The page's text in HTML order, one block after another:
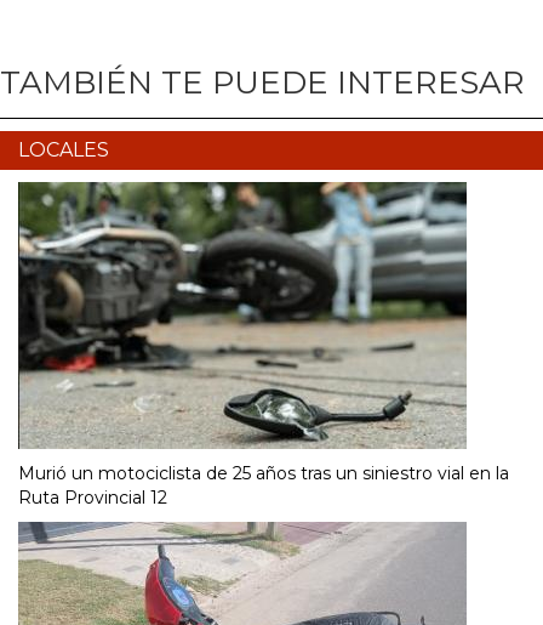
TAMBIÉN TE PUEDE INTERESAR
LOCALES
Murió un motociclista de 25 años tras un siniestro vial en la
Ruta Provincial 12